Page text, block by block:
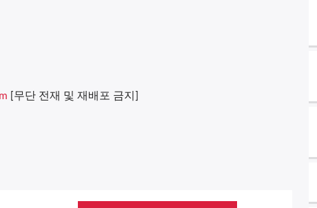
무단 전재 및 재배포 금지